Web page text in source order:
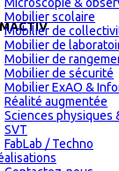
Mobilier scolaire
Mobilier de
Mobilier de
Mobilier de
Mobilier de sécurité
Mobilier ExAO &
Réalité augmentée
Sciences physiques
SVT
FabLab / Techno